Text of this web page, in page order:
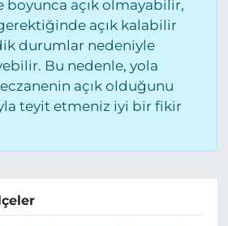
boyunca açık olmayabilir,
açık kalabilir
durumlar nedeniyle
Bu nedenle, yola
açık olduğunu
teyit etmeniz iyi bir fikir